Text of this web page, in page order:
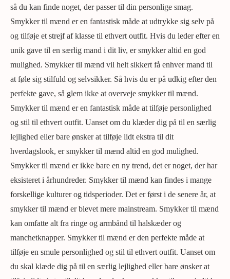
så du kan finde noget, der passer til din personlige smag.
Smykker til mænd er en fantastisk måde at udtrykke sig selv på
og tilføje et strejf af klasse til ethvert outfit. Hvis du leder efter en
unik gave til en særlig mand i dit liv, er smykker altid en god
mulighed. Smykker til mænd vil helt sikkert få enhver mand til
at føle sig stilfuld og selvsikker. Så hvis du er på udkig efter den
perfekte gave, så glem ikke at overveje smykker til mænd.
Smykker til mænd er en fantastisk måde at tilføje personlighed
og stil til ethvert outfit. Uanset om du klæder dig på til en særlig
lejlighed eller bare ønsker at tilføje lidt ekstra til dit
hverdagslook, er smykker til mænd altid en god mulighed.
Smykker til mænd er ikke bare en ny trend, det er noget, der har
eksisteret i århundreder. Smykker til mænd kan findes i mange
forskellige kulturer og tidsperioder. Det er først i de senere år, at
smykker til mænd er blevet mere mainstream. Smykker til mænd
kan omfatte alt fra ringe og armbånd til halskæder og
manchetknapper. Smykker til mænd er den perfekte måde at
tilføje en smule personlighed og stil til ethvert outfit. Uanset om
du skal klæde dig på til en særlig lejlighed eller bare ønsker at